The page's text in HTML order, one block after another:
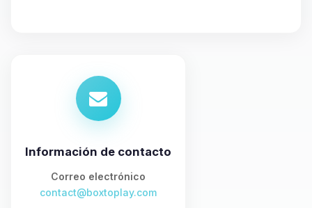
Información de contacto
Correo electrónico
contact@boxtoplay.com
Yupi, por fin alguien con quien
hablar! Soy Choupy, tu pequeno
asistente de BoxToPlay. Cuentame